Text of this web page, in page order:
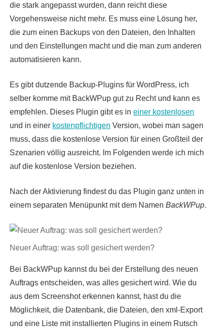
die stark angepasst wurden, dann reicht diese
Vorgehensweise nicht mehr. Es muss eine Lösung her,
die zum einen Backups von den Dateien, den Inhalten
und den Einstellungen macht und die man zum anderen
automatisieren kann.
Es gibt dutzende Backup-Plugins für WordPress, ich
selber komme mit BackWPup gut zu Recht und kann es
empfehlen. Dieses Plugin gibt es in einer kostenlosen
und in einer kostenpflichtigen Version, wobei man sagen
muss, dass die kostenlose Version für einen Großteil der
Szenarien völlig ausreicht. Im Folgenden werde ich mich
auf die kostenlose Version beziehen.
Nach der Aktivierung findest du das Plugin ganz unten in
einem separaten Menüpunkt mit dem Namen BackWPup.
Neuer Auftrag: was soll gesichert werden?
Bei BackWPup kannst du bei der Erstellung des neuen
Auftrags entscheiden, was alles gesichert wird. Wie du
aus dem Screenshot erkennen kannst, hast du die
Möglichkeit, die Datenbank, die Dateien, den xml-Export
und eine Liste mit installierten Plugins in einem Rutsch